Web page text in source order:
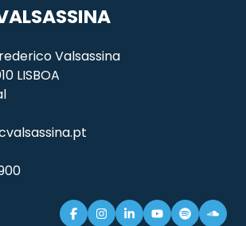
Valsassina
LISBOA